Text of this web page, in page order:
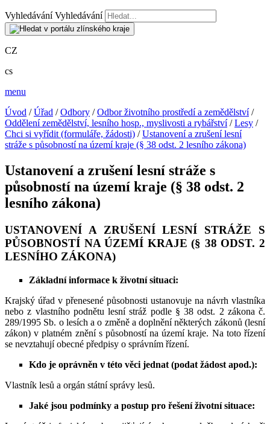
Vyhledávání Vyhledávání
CZ
cs
menu
Úvod /Úřad /Odbory /Odbor životního prostředí a zemědělství/
Oddělení zemědělství, lesního hosp., myslivosti a rybářství/Lesy /
Chci si vyřídit (formuláře, žádosti) /Ustanovení a zrušení lesní
stráže s působností na území kraje (§ 38 odst. 2 lesního zákona)
Ustanovení a zrušení lesní stráže s
působností na území kraje (§ 38 odst. 2
lesního zákona)
USTANOVENÍ A ZRUŠENÍ LESNÍ STRÁŽE S
PŮSOBNOSTÍ NA ÚZEMÍ KRAJE (§ 38 ODST. 2
LESNÍHO ZÁKONA)
Základní informace k životní situaci:
Krajský úřad v přenesené působnosti ustanovuje na návrh vlastníka
nebo z vlastního podnětu lesní stráž podle § 38 odst. 2 zákona č.
289/1995 Sb. o lesích a o změně a doplnění některých zákonů (lesní
zákon) v platném znění s působností na území kraje. Na toto řízení
se nevztahují obecné předpisy o správním řízení.
Kdo je oprávněn v této věci jednat (podat žádost apod.):
Vlastník lesů a orgán státní správy lesů.
Jaké jsou podmínky a postup pro řešení životní situace: